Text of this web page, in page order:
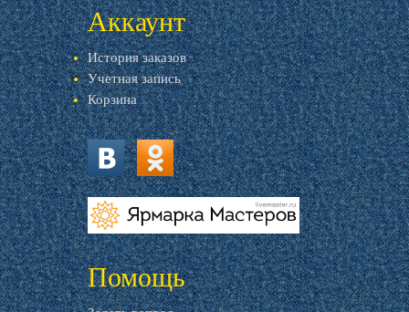
Аккаунт
История заказов
Учетная запись
Корзина
vk.com ok.ru
livemaster.ru
Помощь